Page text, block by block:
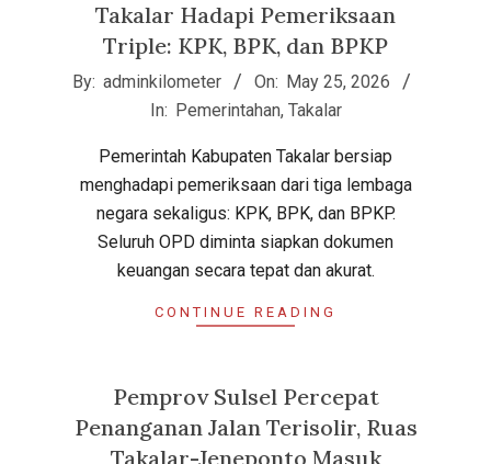
Takalar Hadapi Pemeriksaan
Triple: KPK, BPK, dan BPKP
2026-
By: adminkilometer On: May 25, 2026
In: Pemerintahan, Takalar
Pemerintah Kabupaten Takalar bersiap
menghadapi pemeriksaan dari tiga lembaga
negara sekaligus: KPK, BPK, dan BPKP.
Seluruh OPD diminta siapkan dokumen
keuangan secara tepat dan akurat.
CONTINUE READING
Pemprov Sulsel Percepat
Penanganan Jalan Terisolir, Ruas
Takalar-Jeneponto Masuk